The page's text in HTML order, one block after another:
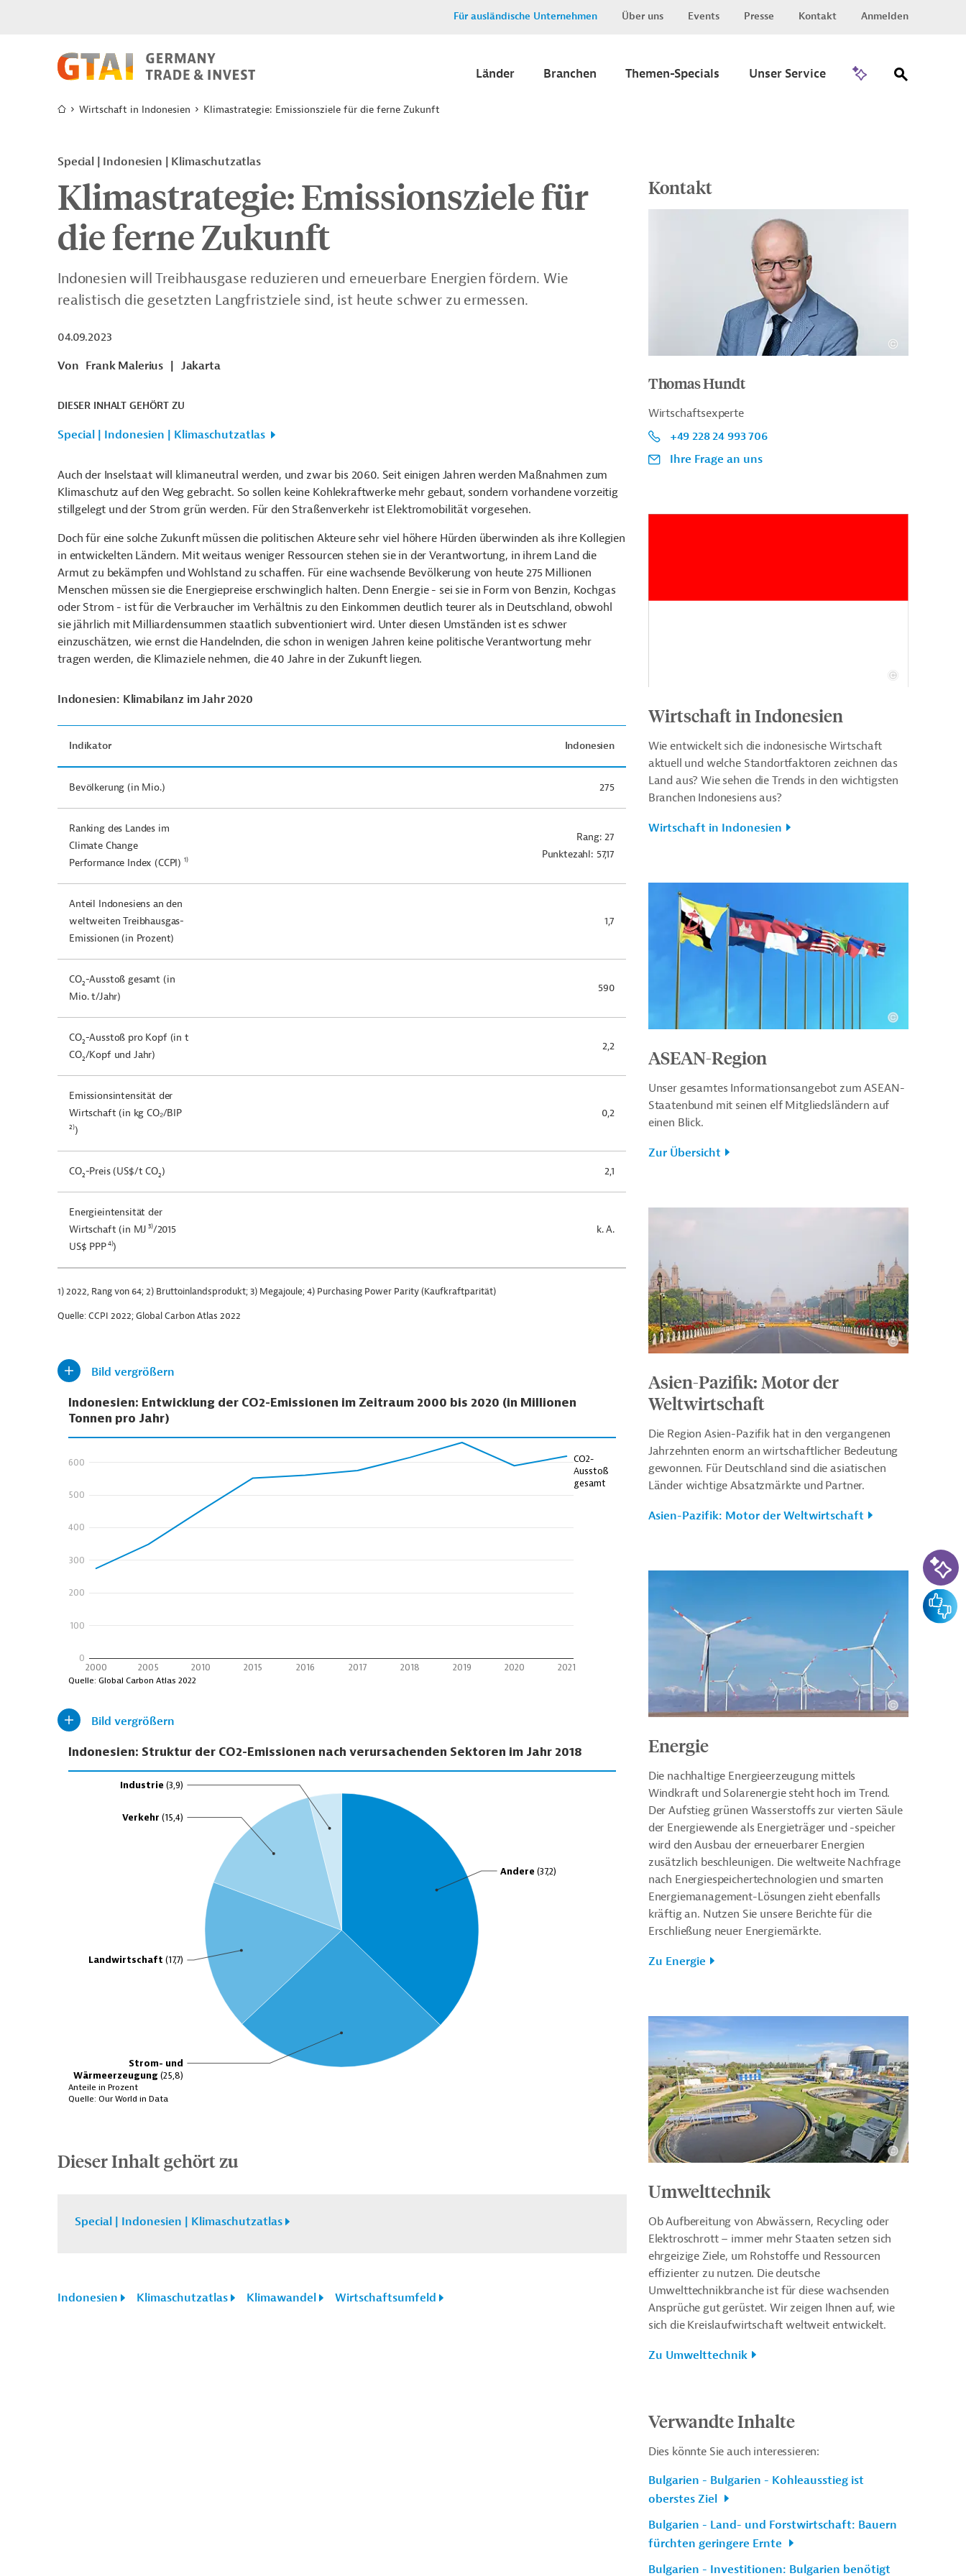
Für ausländische Unternehmen Über uns Events Presse Kontakt Anmelden
Länder Branchen Themen-Specials Unser Service
Wirtschaft in Indonesien Klimastrategie: Emissionsziele für die ferne Zukunft
Special | Indonesien | Klimaschutzatlas
Klimastrategie: Emissionsziele für
die ferne Zukunft
Indonesien will Treibhausgase reduzieren und erneuerbare Energien fördern. Wie
realistisch die gesetzten Langfristziele sind, ist heute schwer zu ermessen.
04.09.2023
Von Frank Malerius Jakarta
DIESER INHALT GEHÖRT ZU
Special | Indonesien | Klimaschutzatlas
Auch der Inselstaat will klimaneutral werden, und zwar bis 2060. Seit einigen Jahren werden Maßnahmen zum
Klimaschutz auf den Weg gebracht. So sollen keine Kohlekraftwerke mehr gebaut, sondern vorhandene vorzeitig
stillgelegt und der Strom grün werden. Für den Straßenverkehr ist Elektromobilität vorgesehen.
Doch für eine solche Zukunft müssen die politischen Akteure sehr viel höhere Hürden überwinden als ihre Kollegien
in entwickelten Ländern. Mit weitaus weniger Ressourcen stehen sie in der Verantwortung, in ihrem Land die
Armut zu bekämpfen und Wohlstand zu schaffen. Für eine wachsende Bevölkerung von heute 275 Millionen
Menschen müssen sie die Energiepreise erschwinglich halten. Denn Energie - sei sie in Form von Benzin, Kochgas
oder Strom - ist für die Verbraucher im Verhältnis zu den Einkommen deutlich teurer als in Deutschland, obwohl
sie jährlich mit Milliardensummen staatlich subventioniert wird. Unter diesen Umständen ist es schwer
einzuschätzen, wie ernst die Handelnden, die schon in wenigen Jahren keine politische Verantwortung mehr
tragen werden, die Klimaziele nehmen, die 40 Jahre in der Zukunft liegen.
Indonesien: Klimabilanz im Jahr 2020
Indikator Indonesien
Bevölkerung (in Mio.) 275
Ranking des Landes im
Climate Change
Performance Index (CCPI) 1)
Rang: 27
Punktezahl: 57,17
Anteil Indonesiens an den
weltweiten Treibhausgas-
Emissionen (in Prozent)
1,7
CO2-Ausstoß gesamt (in
Mio. t/Jahr)
590
CO2-Ausstoß pro Kopf (in t
CO2/Kopf und Jahr)
2,2
Emissionsintensität der
Wirtschaft (in kg CO₂/BIP
2))
0,2
CO2-Preis (US$/t CO2) 2,1
Energieintensität der
Wirtschaft (in MJ 3)/2015
US$ PPP4))
k. A.
1) 2022, Rang von 64; 2) Bruttoinlandsprodukt; 3) Megajoule; 4) Purchasing Power Parity (Kaufkraftparität)
Quelle: CCPI 2022; Global Carbon Atlas 2022
Bild vergrößern
Bild vergrößern
Dieser Inhalt gehört zu
Special | Indonesien | Klimaschutzatlas
Indonesien Klimaschutzatlas Klimawandel Wirtschaftsumfeld
Kontakt
Thomas Hundt
Wirtschaftsexperte
+49 228 24 993 706
Ihre Frage an uns
Wirtschaft in Indonesien
Wie entwickelt sich die indonesische Wirtschaft
aktuell und welche Standortfaktoren zeichnen das
Land aus? Wie sehen die Trends in den wichtigsten
Branchen Indonesiens aus?
Wirtschaft in Indonesien
ASEAN-Region
Unser gesamtes Informationsangebot zum ASEAN-
Staatenbund mit seinen elf Mitgliedsländern auf
einen Blick.
Zur Übersicht
Asien-Pazifik: Motor der
Weltwirtschaft
Die Region Asien-Pazifik hat in den vergangenen
Jahrzehnten enorm an wirtschaftlicher Bedeutung
gewonnen. Für Deutschland sind die asiatischen
Länder wichtige Absatzmärkte und Partner.
Asien-Pazifik: Motor der Weltwirtschaft
Energie
Die nachhaltige Energieerzeugung mittels
Windkraft und Solarenergie steht hoch im Trend.
Der Aufstieg grünen Wasserstoffs zur vierten Säule
der Energiewende als Energieträger und -speicher
wird den Ausbau der erneuerbarer Energien
zusätzlich beschleunigen. Die weltweite Nachfrage
nach Energiespeichertechnologien und smarten
Energiemanagement-Lösungen zieht ebenfalls
kräftig an. Nutzen Sie unsere Berichte für die
Erschließung neuer Energiemärkte.
Zu Energie
Umwelttechnik
Ob Aufbereitung von Abwässern, Recycling oder
Elektroschrott – immer mehr Staaten setzen sich
ehrgeizige Ziele, um Rohstoffe und Ressourcen
effizienter zu nutzen. Die deutsche
Umwelttechnikbranche ist für diese wachsenden
Ansprüche gut gerüstet. Wir zeigen Ihnen auf, wie
sich die Kreislaufwirtschaft weltweit entwickelt.
Zu Umwelttechnik
Verwandte Inhalte
Dies könnte Sie auch interessieren:
Bulgarien - Bulgarien - Kohleausstieg ist
oberstes Ziel
Bulgarien - Land- und Forstwirtschaft: Bauern
fürchten geringere Ernte
Bulgarien - Investitionen: Bulgarien benötigt
KI-